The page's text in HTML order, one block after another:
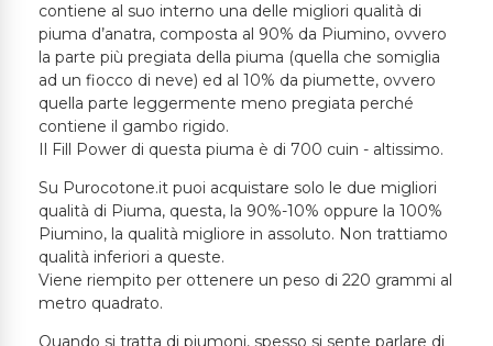
contiene al suo interno una delle migliori qualità di
piuma d’anatra, composta al 90% da Piumino, ovvero
la parte più pregiata della piuma (quella che somiglia
ad un fiocco di neve) ed al 10% da piumette, ovvero
quella parte leggermente meno pregiata perché
contiene il gambo rigido.
Il Fill Power di questa piuma è di 700 cuin - altissimo.
Su Purocotone.it puoi acquistare solo le due migliori
qualità di Piuma, questa, la 90%-10% oppure la 100%
Piumino, la qualità migliore in assoluto. Non trattiamo
qualità inferiori a queste.
Viene riempito per ottenere un peso di 220 grammi al
metro quadrato.
Quando si tratta di piumoni, spesso si sente parlare di